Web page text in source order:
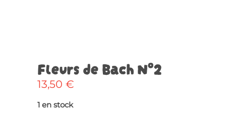
Fleurs de Bach N°2
13,50 €
1 en stock